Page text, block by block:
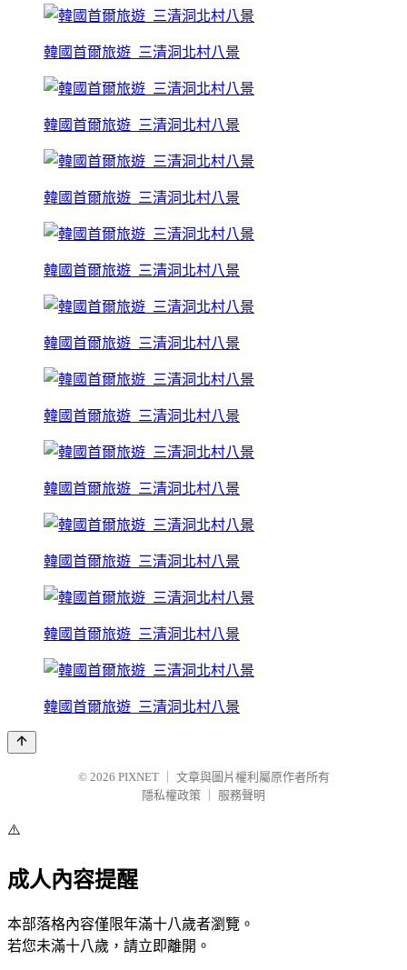
韓國首爾旅遊_三清洞北村八景
韓國首爾旅遊_三清洞北村八景
韓國首爾旅遊_三清洞北村八景
韓國首爾旅遊_三清洞北村八景
韓國首爾旅遊_三清洞北村八景
韓國首爾旅遊_三清洞北村八景
韓國首爾旅遊_三清洞北村八景
韓國首爾旅遊_三清洞北村八景
韓國首爾旅遊_三清洞北村八景
韓國首爾旅遊_三清洞北村八景
© 2026 PIXNET
文章與圖片權利屬原作者所有
隱私權政策
服務聲明
⚠️
成人內容提醒
本部落格內容僅限年滿十八歲者瀏覽。
若您未滿十八歲，請立即離開。